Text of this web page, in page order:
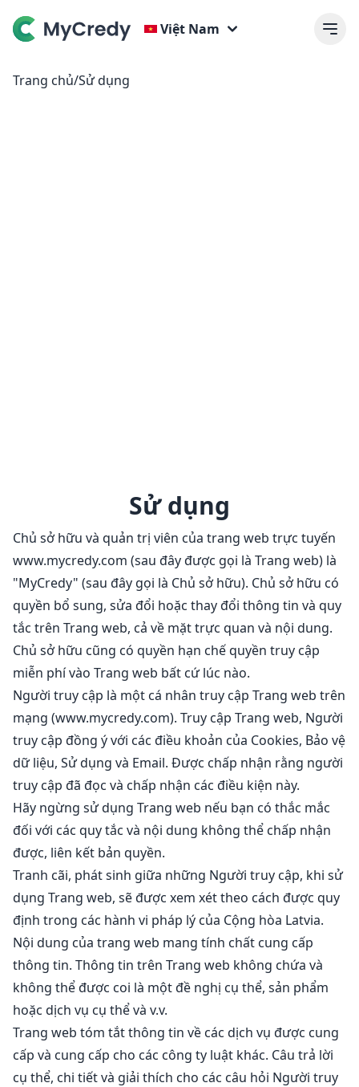
Việt Nam
Trang chủ/Sử dụng
Sử dụng
Chủ sở hữu và quản trị viên của trang web trực tuyến
www.mycredy.com (sau đây được gọi là Trang web) là
"MyCredy" (sau đây gọi là Chủ sở hữu). Chủ sở hữu có
quyền bổ sung, sửa đổi hoặc thay đổi thông tin và quy
tắc trên Trang web, cả về mặt trực quan và nội dung.
Chủ sở hữu cũng có quyền hạn chế quyền truy cập
miễn phí vào Trang web bất cứ lúc nào.
Người truy cập là một cá nhân truy cập Trang web trên
mạng (www.mycredy.com). Truy cập Trang web, Người
truy cập đồng ý với các điều khoản của Cookies, Bảo vệ
dữ liệu, Sử dụng và Email. Được chấp nhận rằng người
truy cập đã đọc và chấp nhận các điều kiện này.
Hãy ngừng sử dụng Trang web nếu bạn có thắc mắc
đối với các quy tắc và nội dung không thể chấp nhận
được, liên kết bản quyền.
Tranh cãi, phát sinh giữa những Người truy cập, khi sử
dụng Trang web, sẽ được xem xét theo cách được quy
định trong các hành vi pháp lý của Cộng hòa Latvia.
Nội dung của trang web mang tính chất cung cấp
thông tin. Thông tin trên Trang web không chứa và
không thể được coi là một đề nghị cụ thể, sản phẩm
hoặc dịch vụ cụ thể và v.v.
Trang web tóm tắt thông tin về các dịch vụ được cung
cấp và cung cấp cho các công ty luật khác. Câu trả lời
cụ thể, chi tiết và giải thích cho các câu hỏi Người truy